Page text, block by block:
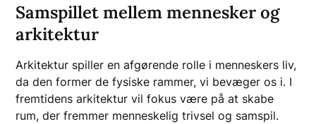
Samspillet mellem mennesker og
arkitektur
Arkitektur spiller en afgørende rolle i menneskers liv,
da den former de fysiske rammer, vi bevæger os i. I
fremtidens arkitektur vil fokus være på at skabe
rum, der fremmer menneskelig trivsel og samspil.